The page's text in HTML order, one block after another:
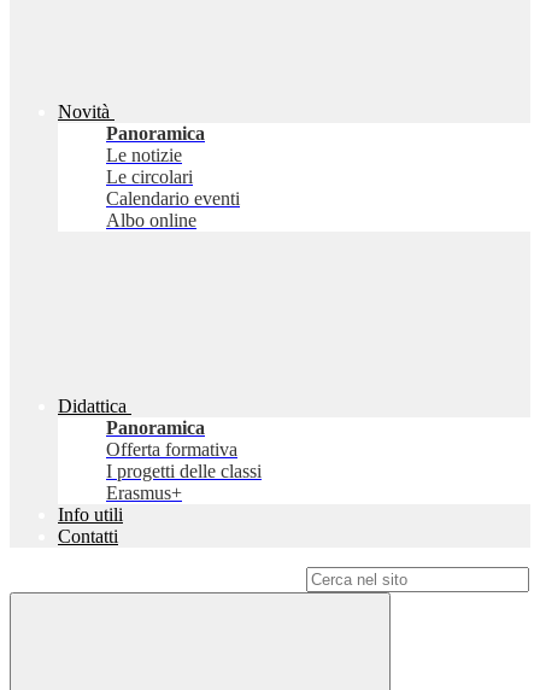
Novità
Panoramica
Le notizie
Le circolari
Calendario eventi
Albo online
Didattica
Panoramica
Offerta formativa
I progetti delle classi
Erasmus+
Info utili
Contatti